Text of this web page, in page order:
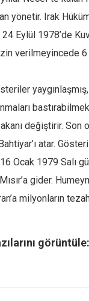
yönetir. Irak
Eylül 1978’de
verilmeyincede
değiştirir. Son
atar.
16 Ocak 1979 Salı
gider.
milyonların
görüntüle: